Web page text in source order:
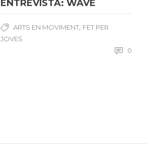
ENTREVISTA: WAVE
ARTS EN MOVIMENT, FET PER
JOVES
0